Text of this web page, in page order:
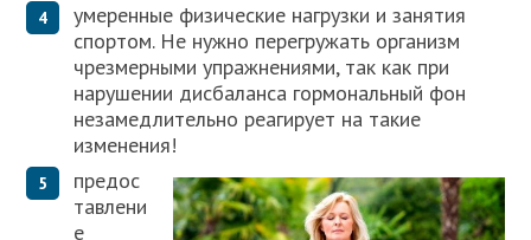
умеренные физические нагрузки и занятия
спортом. Не нужно перегружать организм
чрезмерными упражнениями, так как при
нарушении дисбаланса гормональный фон
незамедлительно реагирует на такие
изменения!
предос
тавлени
е